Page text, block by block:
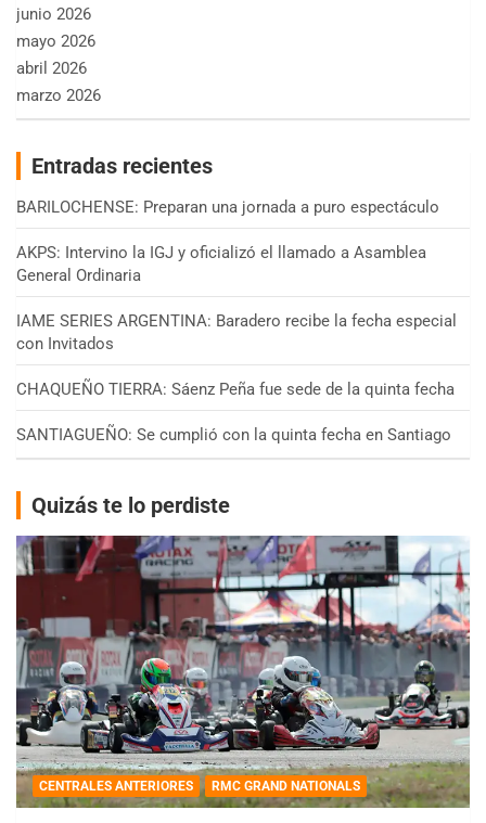
junio 2026
mayo 2026
abril 2026
marzo 2026
Entradas recientes
BARILOCHENSE: Preparan una jornada a puro espectáculo
AKPS: Intervino la IGJ y oficializó el llamado a Asamblea
General Ordinaria
IAME SERIES ARGENTINA: Baradero recibe la fecha especial
con Invitados
CHAQUEÑO TIERRA: Sáenz Peña fue sede de la quinta fecha
SANTIAGUEÑO: Se cumplió con la quinta fecha en Santiago
Quizás te lo perdiste
CENTRALES ANTERIORES RMC GRAND NATIONALS